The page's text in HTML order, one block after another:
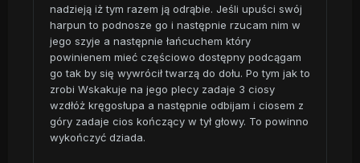
nadzieją iż tym razem ją odrąbie. Jeśli upuści swój
harpun to podnosze go i następnie rzucam nim w
jego szyje a następnie łańcuchem który
powinienem mieć częściowo dostępny podcągam
go tak by się wywrócił twarzą do dołu. Po tym jak to
zrobi Wskakuje na jego plecy zadaje 3 ciosy
wzdłóż kręgosłupa a następnie odbijam i ciosem z
góry zadaje cios kończący w tył głowy. To powinno
wykończyć dziada.